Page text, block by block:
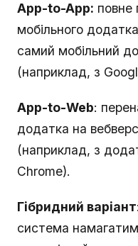
App-to-App: повне
мобільного
самий мобільний
(наприклад, з
App-to-Web:
додатка на
(наприклад, з
Chrome).
Гібридний варіант
система